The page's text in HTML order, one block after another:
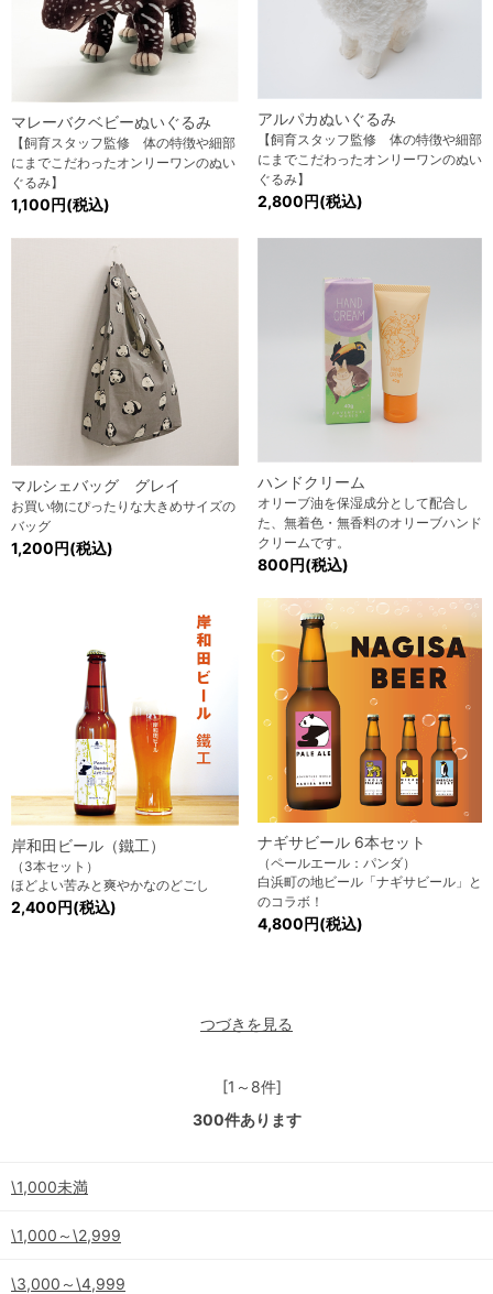
マレーバクベビーぬいぐるみ
【飼育スタッフ監修 体の特徴や細部
にまでこだわったオンリーワンのぬい
ぐるみ】
1,100円(税込)
アルパカぬいぐるみ
【飼育スタッフ監修 体の特徴や細部
にまでこだわったオンリーワンのぬい
ぐるみ】
2,800円(税込)
マルシェバッグ グレイ
お買い物にぴったりな大きめサイズの
バッグ
1,200円(税込)
ハンドクリーム
オリーブ油を保湿成分として配合し
た、無着色・無香料のオリーブハンド
クリームです。
800円(税込)
岸和田ビール（鐵工）
（3本セット）
ほどよい苦みと爽やかなのどごし
2,400円(税込)
ナギサビール 6本セット
（ペールエール：パンダ）
白浜町の地ビール「ナギサビール」と
のコラボ！
4,800円(税込)
つづきを見る
[1～8件]
300件あります
\1,000未満
\1,000～\2,999
\3,000～\4,999